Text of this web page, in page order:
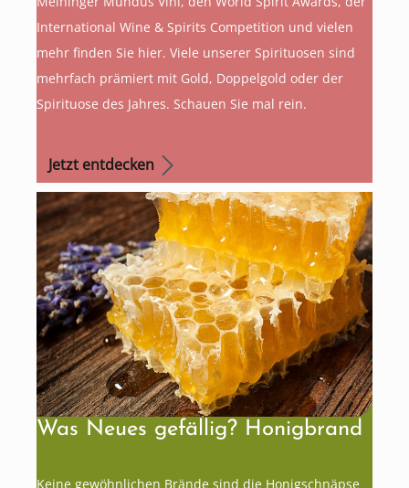
International Wine & Spirits Competition und vielen
mehr finden Sie hier. Viele unserer Spirituosen sind
mehrfach prämiert mit Gold, Doppelgold oder der
Spirituose des Jahres. Schauen Sie mal rein.
Jetzt entdecken
Was Neues gefällig? Honigbrand
Keine gewöhnlichen Brände sind die Honigschnäpse